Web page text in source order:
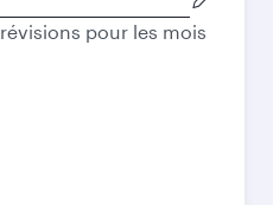
pour les mois